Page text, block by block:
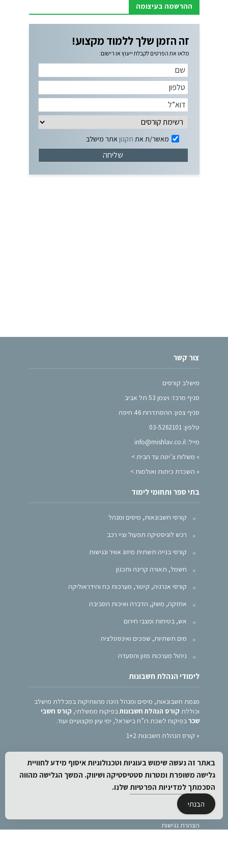
ההרשמה בעיצומה
זה הזמן שלך ללמוד מקצוע!
מלאו את הפרטים לקבלת ייעוץ או רישום:
מאשר/ת את תקנון אתר מישלב
צור קשר
מישלב קורסים
סניף מרכז: ויצמן 53 תל אביב
סניף צפון: ההסתדרות 46 חיפה
טלפון: 03-5262101
מייל: info@mishlav.co.il
» משלוח צ’יטה עד הבית >
» השכרת כיתות ואולמות >
בתי ספר ותחומי לימוד
קורסי חשבונאות, מיסים ומנהל
רכש לוגיסטיקה תפעול וציי רכב
קורסי בנייה תשתית מיזוג אוויר ונגישות
חשמל, תאורה קרינה ותכנון
קורסי אנרגיה, קיטור, מערכות כח והידראוליקה
אחזקה, משק, הדברה ואיכות הסביבה
אש, בטיחות ומצבי חירום
מים תשתיות, שפכים ואינסטלציה
ניהול מערכות מזון והסעדה
לימודי הנהלת חשבונות
מגמת חשבונאות, מיסים ומנהל הינה מהוותיקות במכללת מישלב
וכוללת קורס הנהלת חשבונותבפיקוח ממשלתי, קורס חשבי
שכרבפיקוח לשכת רו”ח בישראל, ימי עיון מקצועיים ועוד.
» קורס הנהלת חשבונות 1+2
מישלב הינה המכללה המובילה ללימודים מקצועיים בישראל ולה
סניפים במרכז ובצפון הארץ. המכללה הנה מוסד מוכר ללימודי
תעודה, קורסים מקצועיים עיוניים ומעשיים, קורסים לגמול
השתלמות, ימי עיון והשתלמויות בנושאים מגוונים.
הצהרת נגישות
באתר זה נעשה שימוש בעוגיות וטכנולוגיות איסוף מידע לחוויית
גלישה משופרת ומטרות סטטיסטיקה ושיווק. המשך הגלישה מהווה
הסכמתך למדיניות הפרטיותשלנו.
הבנתי